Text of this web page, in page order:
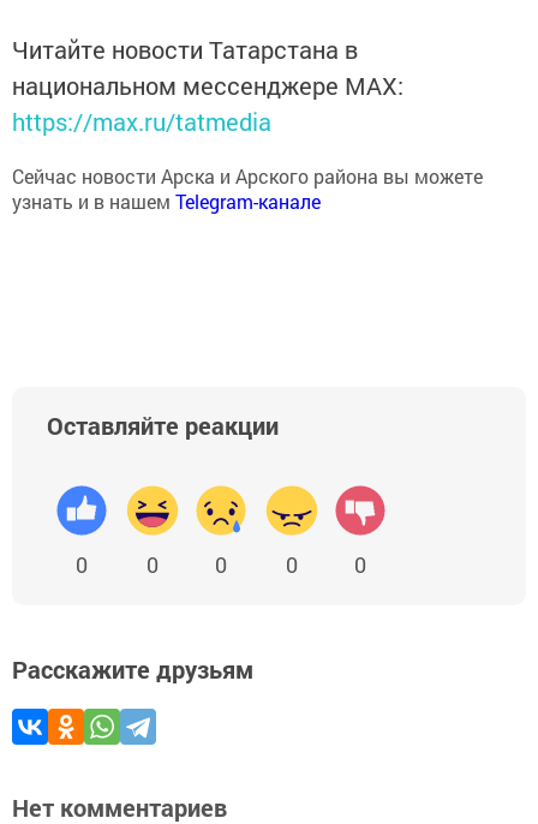
Читайте новости Татарстана в
национальном мессенджере MАХ:
https://max.ru/tatmedia
Сейчас новости Арска и Арского района вы можете
узнать и в нашем Telegram-канале
Оставляйте реакции
0 0 0 0 0
Расскажите друзьям
Нет комментариев